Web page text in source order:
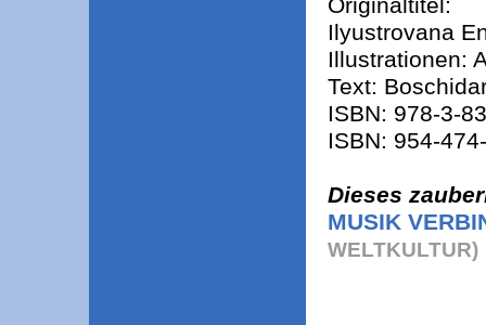
Ilyustrovana
Illustrationen:
Text:
ISBN: 978-3-
ISBN: 954-
Dieses
MUSIK
WELTKULTUR)